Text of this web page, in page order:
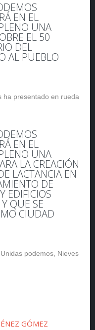
EN EL
UNA
EL 50
DEL
AL PUEBLO
ha presentado en rueda
EN EL
UNA
LA CREACIÓN
LACTANCIA EN
DE
EDIFICIOS
QUE SE
CIUDAD
podemos, Nieves
GÓMEZ